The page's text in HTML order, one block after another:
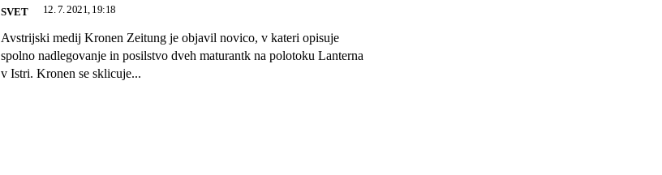
SVET 12. 7. 2021, 19:18
Avstrijski medij Kronen Zeitung je objavil novico, v kateri opisuje
spolno nadlegovanje in posilstvo dveh maturantk na polotoku Lanterna
v Istri. Kronen se sklicuje...